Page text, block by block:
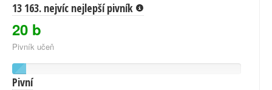
13 163. nejvíc nejlepší pivník
20 b
Pivník učeň
Pivní